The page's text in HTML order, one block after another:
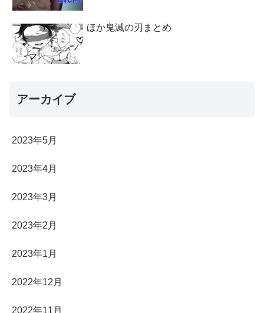
ほか鬼滅の刃まとめ
アーカイブ
2023年5月
2023年4月
2023年3月
2023年2月
2023年1月
2022年12月
2022年11月